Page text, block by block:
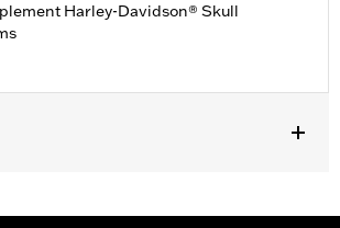
Harley-Davidson® Skull